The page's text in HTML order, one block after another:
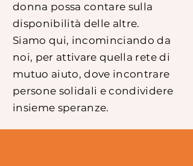
donna possa contare sulla
disponibilità delle altre.
Siamo qui, incominciando da
noi, per attivare quella rete di
mutuo aiuto, dove incontrare
persone solidali e condividere
insieme speranze.